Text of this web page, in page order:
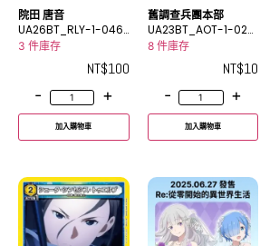
院田 唐音
UA26BT_RLY-1-046
_2R★
3 件庫存
NT$100
-
+
加入購物車
舊調查兵團本部
UA23BT_AOT-1-028
U
8 件庫存
NT$10
-
+
加入購物車